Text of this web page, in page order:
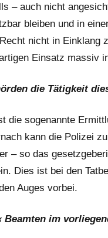
– auch nicht
bleiben und in
nicht in Einklang
Einsatz massiv
die Tätigkeit
die sogenannte
kann die Polizei
– so das
Dies ist bei den
Auges vorbei.
im